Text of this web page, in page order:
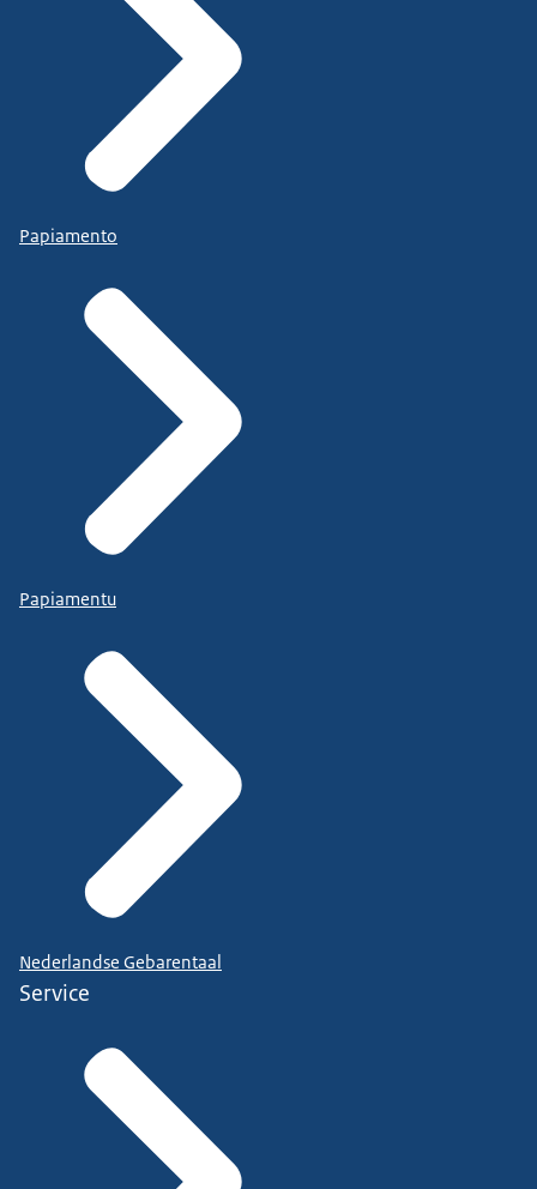
Papiamento
Papiamentu
Nederlandse Gebarentaal
Service